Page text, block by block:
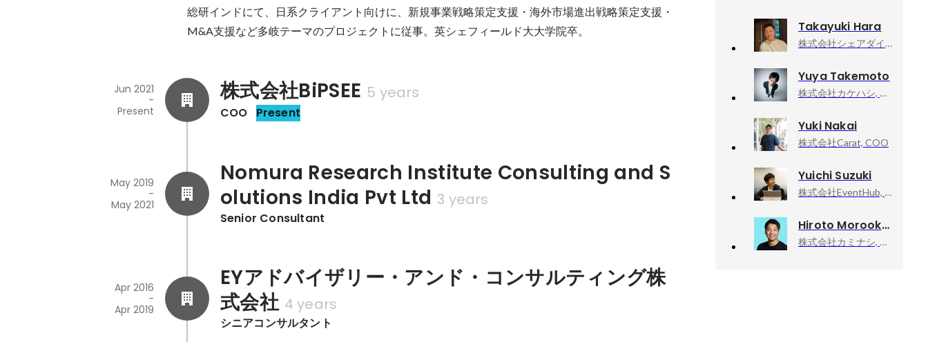
総研インドにて、日系クライアント向けに、新規事業戦略策定支援・海外市場進出戦略策定支援・
M&A支援など多岐テーマのプロジェクトに従事。英シェフィールド大大学院卒。
株式会社BiPSEE 5 years
COO Present
Jun 2021
-
Present
Nomura Research Institute Consulting and S
olutions India Pvt Ltd 3 years
Senior Consultant
May 2019
-
May 2021
EYアドバイザリー・アンド・コンサルティング株
式会社 4 years
シニアコンサルタント
Apr 2016
-
Apr 2019
Takayuki Hara
株式会社シェアダイン, 社員
Yuya Takemoto
株式会社カケハシ, 執行役員CFO
Yuki Nakai
株式会社Carat, COO
Yuichi Suzuki
株式会社EventHub, Marketing & Inside sales Manager
Hiroto Morooka
株式会社カミナシ, 代表取締役